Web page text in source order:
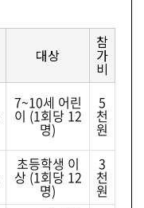
대상
참
가
비
7~10세 어린
이 (1회당 12
명)
5
천
원
초등학생 이
상 (1회당 12
명)
3
천
원